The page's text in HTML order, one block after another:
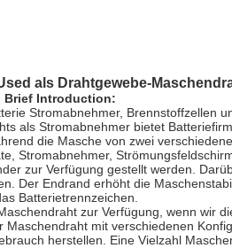
als Drahtgewebe-
Brief Introduction:
Stromabnehmer, Brennstoffzellen
als Stromabnehmer bietet
die Masche von zwei
Stromabnehmer,
zur Verfügung gestellt werden.
Der Endrand erhöht die
Batterietrennzeichen.
zur Verfügung, wenn wir
mit verschiedenen
herstellen. Eine Vielzahl